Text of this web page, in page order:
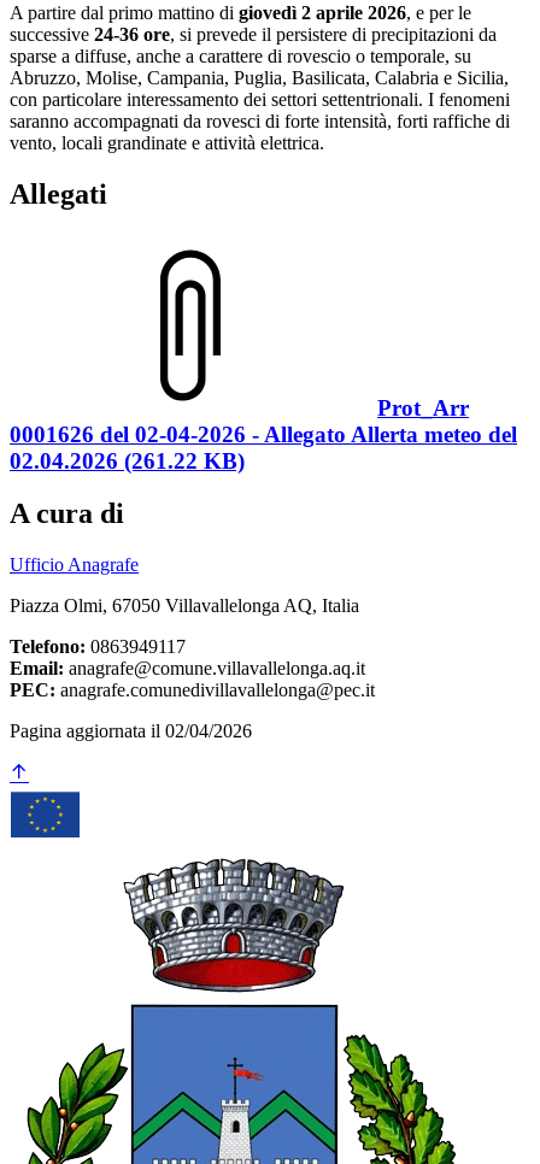
A partire dal primo mattino di giovedì 2 aprile 2026, e per le
successive 24-36 ore, si prevede il persistere di precipitazioni da
sparse a diffuse, anche a carattere di rovescio o temporale, su
Abruzzo, Molise, Campania, Puglia, Basilicata, Calabria e Sicilia,
con particolare interessamento dei settori settentrionali. I fenomeni
saranno accompagnati da rovesci di forte intensità, forti raffiche di
vento, locali grandinate e attività elettrica.
Allegati
Prot_Arr
0001626 del 02-04-2026 - Allegato Allerta meteo del
02.04.2026 (261.22 KB)
A cura di
Ufficio Anagrafe
Piazza Olmi, 67050 Villavallelonga AQ, Italia
Telefono: 0863949117
Email: anagrafe@comune.villavallelonga.aq.it
PEC: anagrafe.comunedivillavallelonga@pec.it
Pagina aggiornata il 02/04/2026